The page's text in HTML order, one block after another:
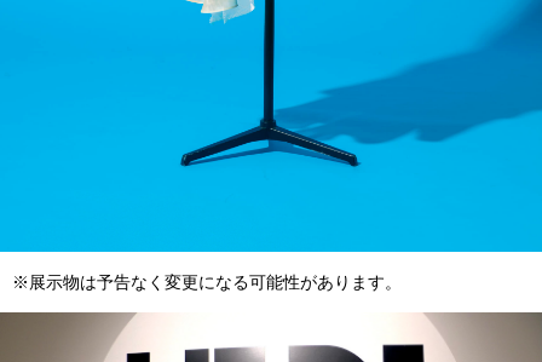
※展示物は予告なく変更になる可能性があります。